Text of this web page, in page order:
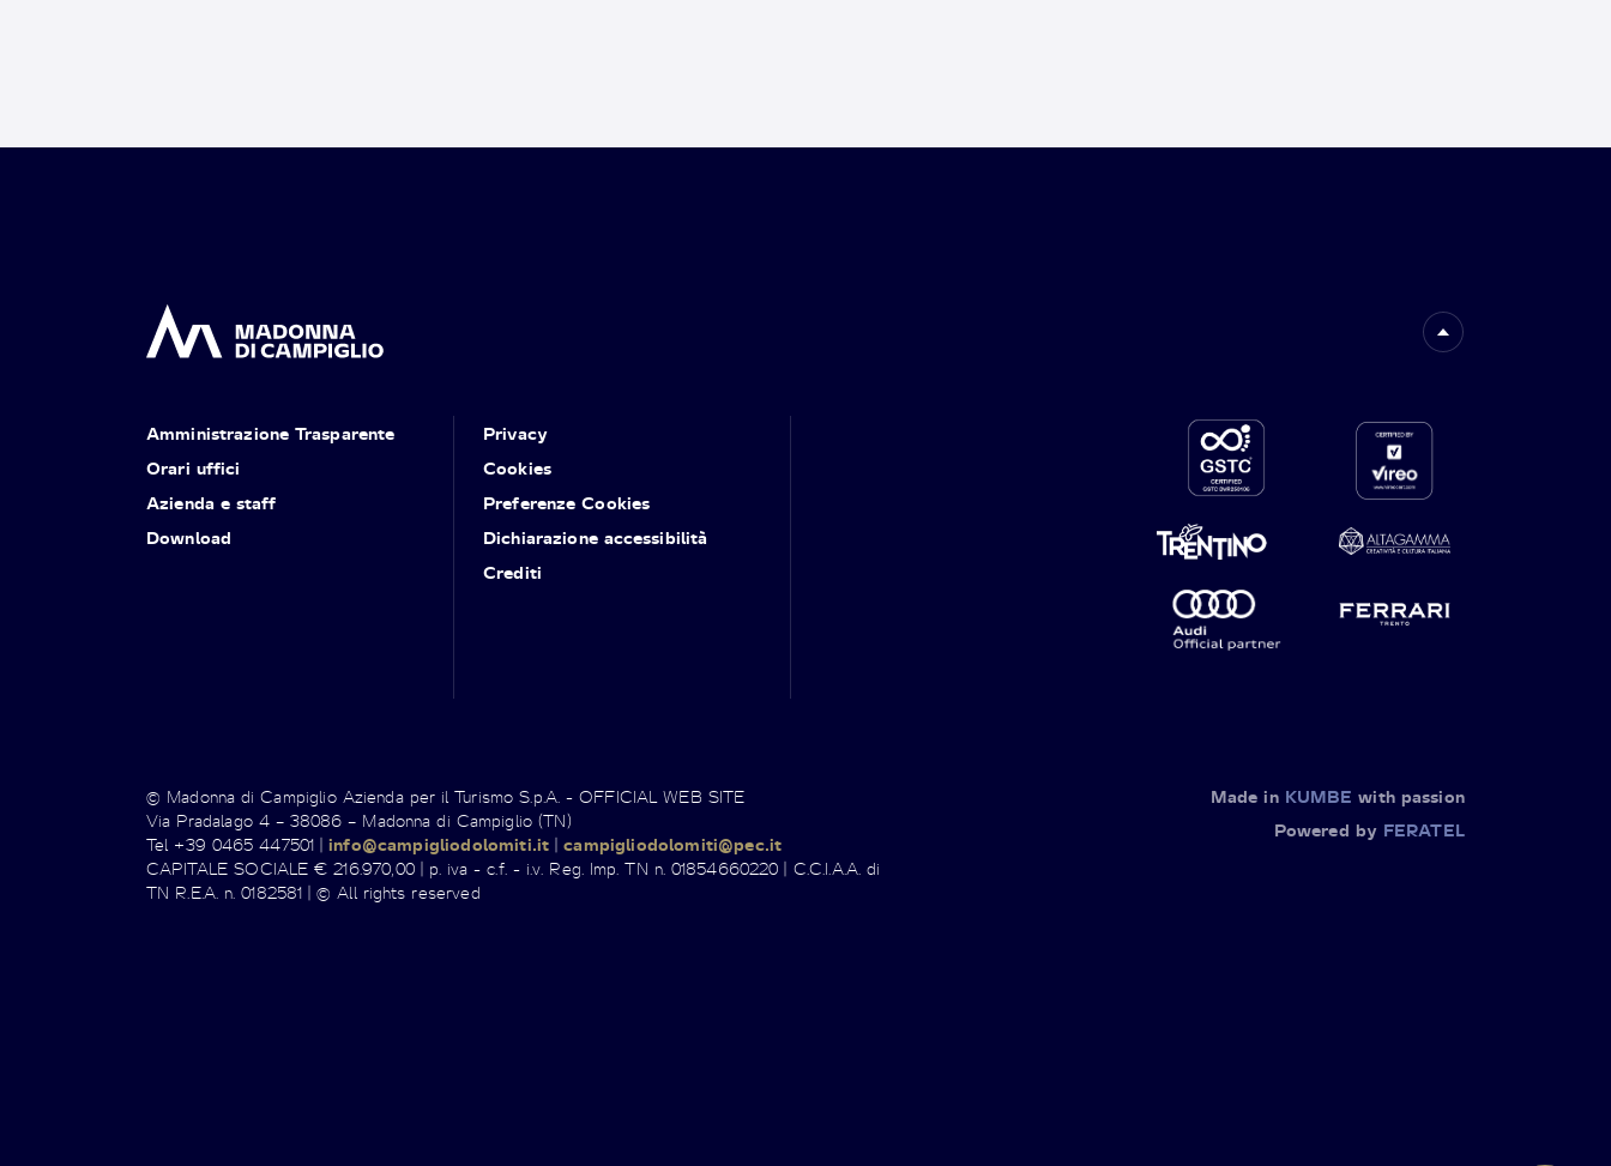
Amministrazione Trasparente
Orari uffici
Azienda e staff
Download
Privacy
Cookies
Preferenze Cookies
Dichiarazione accessibilità
Crediti
© Madonna di Campiglio Azienda per il Turismo S.p.A. - OFFICIAL WEB SITE
Via Pradalago 4 – 38086 – Madonna di Campiglio (TN)
Tel +39 0465 447501 |info@campigliodolomiti.it |campigliodolomiti@pec.it
CAPITALE SOCIALE € 216.970,00 | p. iva - c.f. - i.v. Reg. Imp. TN n. 01854660220 | C.C.I.A.A. di
TN R.E.A. n. 0182581 | © All rights reserved
Made in KUMBE with passion
Powered by FERATEL